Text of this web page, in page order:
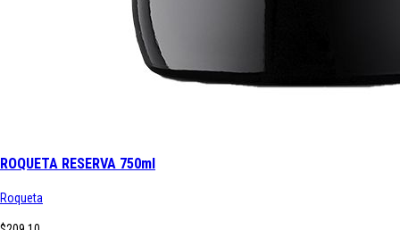
ROQUETA RESERVA 750ml
Roqueta